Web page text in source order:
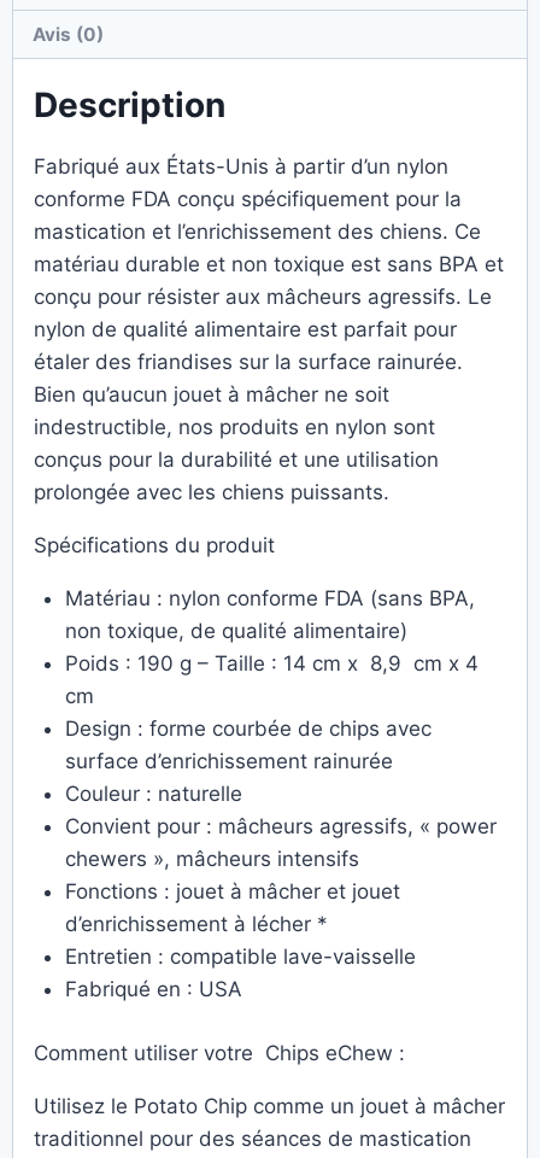
Avis (0)
Description
Fabriqué aux États-Unis à partir d’un nylon
conforme FDA conçu spécifiquement pour la
mastication et l’enrichissement des chiens. Ce
matériau durable et non toxique est sans BPA et
conçu pour résister aux mâcheurs agressifs. Le
nylon de qualité alimentaire est parfait pour
étaler des friandises sur la surface rainurée.
Bien qu’aucun jouet à mâcher ne soit
indestructible, nos produits en nylon sont
conçus pour la durabilité et une utilisation
prolongée avec les chiens puissants.
Spécifications du produit
Matériau : nylon conforme FDA (sans BPA,
non toxique, de qualité alimentaire)
Poids : 190 g – Taille : 14 cm x 8,9 cm x 4
cm
Design : forme courbée de chips avec
surface d’enrichissement rainurée
Couleur : naturelle
Convient pour : mâcheurs agressifs, « power
chewers », mâcheurs intensifs
Fonctions : jouet à mâcher et jouet
d’enrichissement à lécher *
Entretien : compatible lave-vaisselle
Fabriqué en : USA
Comment utiliser votre Chips eChew :
Utilisez le Potato Chip comme un jouet à mâcher
traditionnel pour des séances de mastication